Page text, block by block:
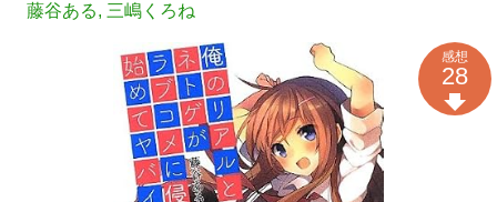
藤谷ある, 三嶋くろね
感想
28